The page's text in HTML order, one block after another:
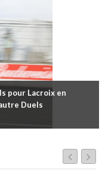
pour Lacroix en
Duels